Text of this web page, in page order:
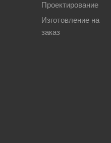
Проектирование
Изготовление на
заказ